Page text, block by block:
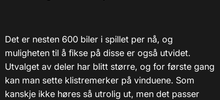
Det er nesten 600 biler i spillet per nå, og
muligheten til å fikse på disse er også utvidet.
Utvalget av deler har blitt større, og for første gang
kan man sette klistremerker på vinduene. Som
kanskje ikke høres så utrolig ut, men det passer